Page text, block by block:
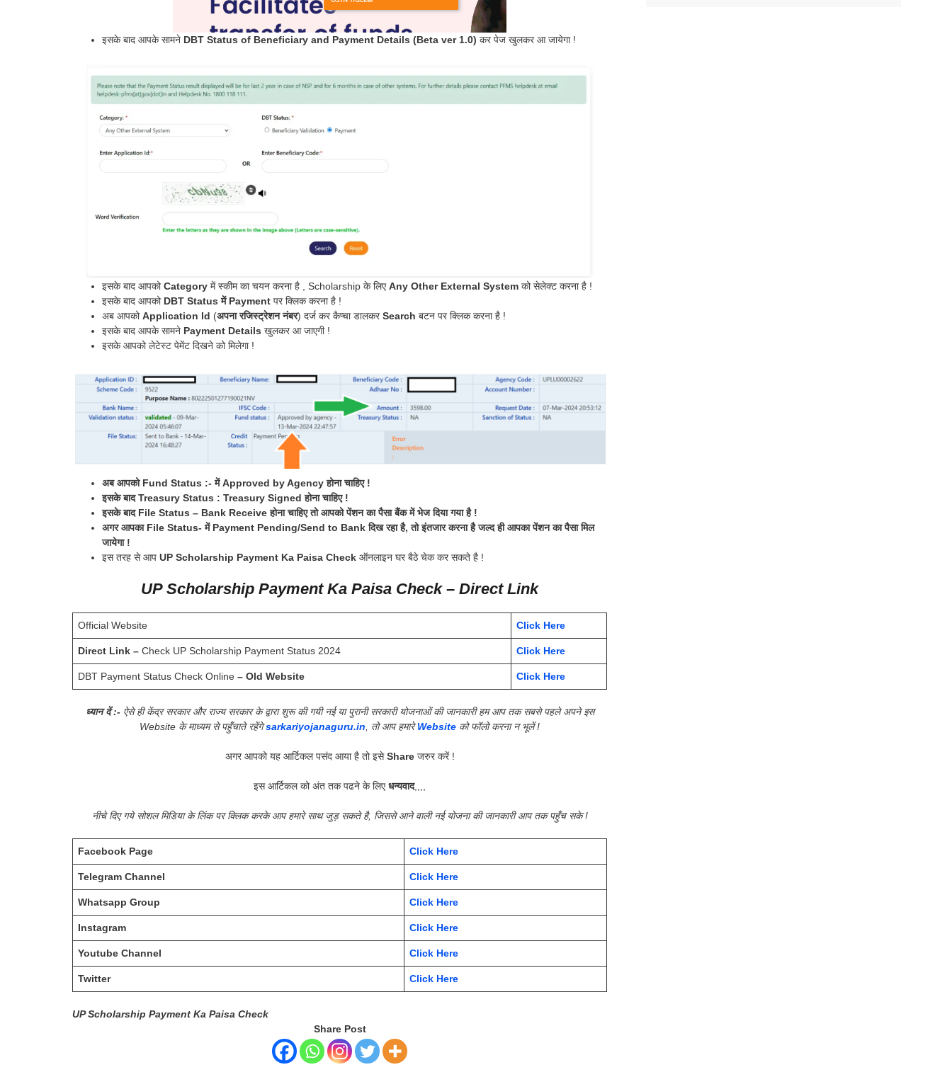
इसके बाद आपके सामने DBT Status of Beneficiary and Payment Details (Beta ver 1.0) कर पेज खुलकर आ जायेगा !
इसके बाद आपकोCategory में स्कीम का चयन करना है , Scholarship के लिएAny Other External System को सेलेक्ट करना है !
इसके बाद आपको DBT Status में Payment पर क्लिक करना है !
अब आपकोApplication Id (अपना रजिस्ट्रेशन नंबर) दर्ज कर कैप्चा डालकरSearch बटन पर क्लिक करना है !
इसके बाद आपके सामने Payment Details खुलकर आ जाएगी !
इसके आपको लेटेस्ट पेमेंट दिखने को मिलेगा !
अब आपको Fund Status :- में Approved by Agency होना चाहिए !
इसके बाद Treasury Status : Treasury Signed होना चाहिए !
इसके बाद File Status – Bank Receive होना चाहिए तो आपको पेंशन का पैसा बैंक में भेज दिया गया है !
अगर आपका File Status- में Payment Pending/Send to Bank दिख रहा है, तो इंतजार करना है जल्द ही आपका पेंशन का पैसा मिल
जायेगा !
इस तरह से आप UP Scholarship Payment Ka Paisa Check ऑनलाइन घर बैठे चेक कर सकते है !
UP Scholarship Payment Ka Paisa Check – Direct Link
Official Website Click Here
Direct Link – Check UP Scholarship Payment Status 2024 Click Here
DBT Payment Status Check Online – Old Website Click Here
ध्यान दें :-ऐसे ही केंद्र सरकार और राज्य सरकार के द्वारा शुरू की गयी नई या पुरानी सरकारी योजनाओं की जानकारी हम आप तक सबसे पहले अपने इस
Website के माध्यम से पहुँचाते रहेंगेsarkariyojanaguru.in , तो आप हमारेWebsite को फॉलो करना न भूलें !
अगर आपको यह आर्टिकल पसंद आया है तो इसेShareजरुर करें !
इस आर्टिकल को अंत तक पढने के लिएधन्यवाद,,,,
नीचे दिए गये सोशल मिडिया के लिंक पर क्लिक करके आप हमारे साथ जुड़ सकते है, जिससे आने वाली नई योजना की जानकारी आप तक पहुँच सके !
Facebook Page Click Here
Telegram Channel Click Here
Whatsapp Group Click Here
Instagram Click Here
Youtube Channel Click Here
Twitter Click Here
UP Scholarship Payment Ka Paisa Check
Share Post